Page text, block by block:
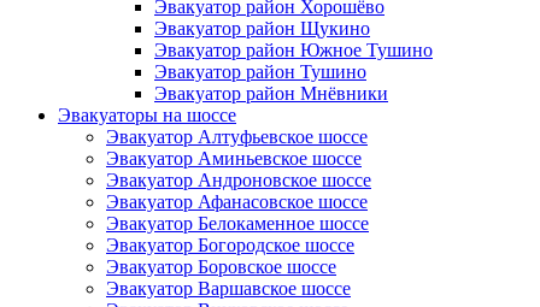
Эвакуатор район Хорошёво
Эвакуатор район Щукино
Эвакуатор район Южное Тушино
Эвакуатор район Тушино
Эвакуатор район Мнёвники
Эвакуаторы на шоссе
Эвакуатор Алтуфьевское шоссе
Эвакуатор Аминьевское шоссе
Эвакуатор Андроновское шоссе
Эвакуатор Афанасовское шоссе
Эвакуатор Белокаменное шоссе
Эвакуатор Богородское шоссе
Эвакуатор Боровское шоссе
Эвакуатор Варшавское шоссе